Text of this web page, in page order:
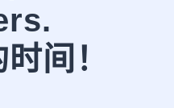
间！